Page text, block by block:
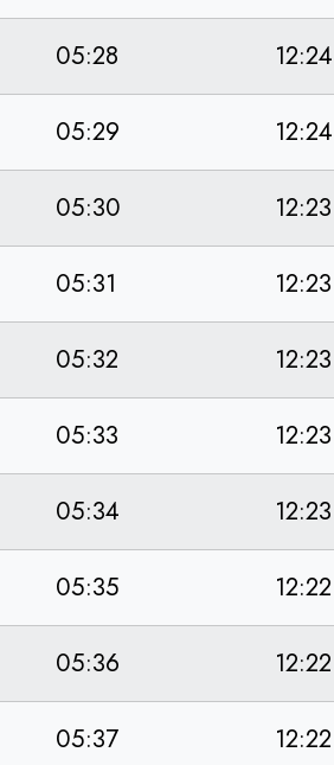
05:28 12:24
05:29 12:24
05:30 12:23
05:31 12:23
05:32 12:23
05:33 12:23
05:34 12:23
05:35 12:22
05:36 12:22
05:37 12:22